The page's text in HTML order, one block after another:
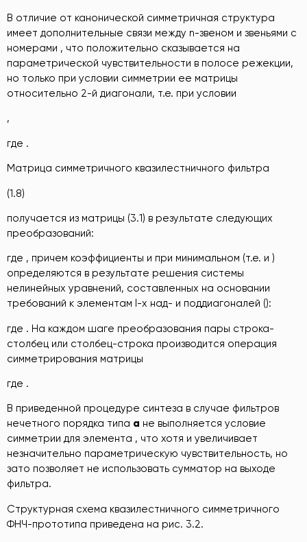
В отличие от канонической симметричная структура
имеет дополнительные связи между n-звеном и звеньями с
номерами , что положительно сказывается на
параметрической чувствительности в полосе режекции,
но только при условии симметрии ее матрицы
относительно 2-й диагонали, т.е. при условии
,
где .
Матрица симметричного квазилестничного фильтра
(1.8)
получается из матрицы (3.1) в результате следующих
преобразований:
где , причем коэффициенты и при минимальном (т.е. и )
определяются в результате решения системы
нелинейных уравнений, составленных на основании
требований к элементам l-х над- и поддиагоналей ():
где . На каждом шаге преобразования пары строка-
столбец или столбец-строка производится операция
симметрирования матрицы
где .
В приведенной процедуре синтеза в случае фильтров
нечетного порядка типа a не выполняется условие
симметрии для элемента , что хотя и увеличивает
незначительно параметрическую чувствительность, но
зато позволяет не использовать сумматор на выходе
фильтра.
Структурная схема квазилестничного симметричного
ФНЧ-прототипа приведена на рис. 3.2.